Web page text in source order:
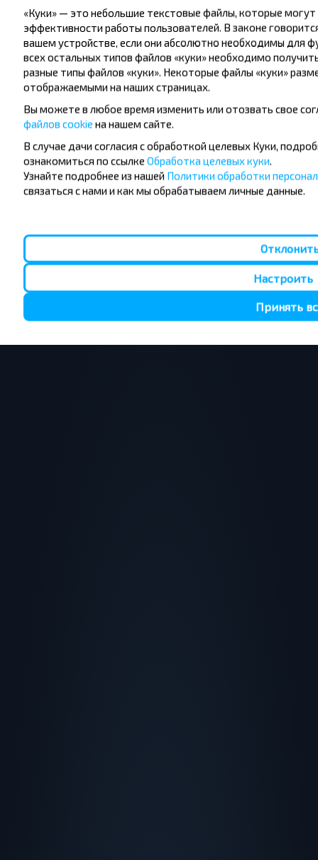
© 2005-2026 INFOBUS. Все права защищены.
Powered by BusSystem
Мингорисполкомом.
«Куки» — это небольшие текстовые файлы, которые
эффективности работы пользователей. В законе
вашем устройстве, если они абсолютно необходимы для
всех остальных типов файлов «куки» необходимо
разные типы файлов «куки». Некоторые файлы «куки»
отображаемыми на наших страницах.
Вы можете в любое время изменить или отозвать свое
файлов cookie на нашем сайте.
В случае дачи согласия с обработкой целевых Куки,
ознакомиться по ссылке Обработка целевых куки.
Узнайте подробнее из нашей Политики обработки
связаться с нами и как мы обрабатываем личные данные.
Настроить
Принять